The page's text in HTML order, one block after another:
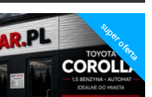
super oferta